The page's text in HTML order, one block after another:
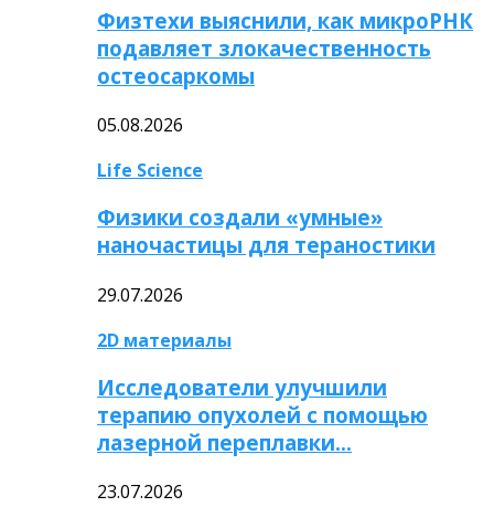
Физтехи выяснили, как микроРНК
подавляет злокачественность
остеосаркомы
05.08.2026
Life Science
Физики создали «умные»
наночастицы для тераностики
29.07.2026
2D материалы
Исследователи улучшили
терапию опухолей с помощью
лазерной переплавки…
23.07.2026